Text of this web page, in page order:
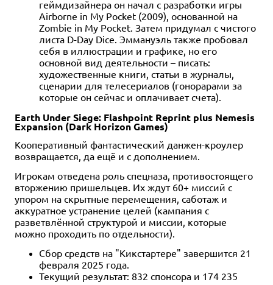
геймдизайнера он начал с разработки игры
Airborne in My Pocket (2009), основанной на
Zombie in My Pocket. Затем придумал с чистого
листа D-Day Dice. Эммануэль также пробовал
себя в иллюстрации и графике, но его
основной вид деятельности – писать:
художественные книги, статьи в журналы,
сценарии для телесериалов (гонорарами за
которые он сейчас и оплачивает счета).
Earth Under Siege: Flashpoint Reprint plus Nemesis
Expansion (Dark Horizon Games)
Кооперативный фантастический данжен-кроулер
возвращается, да ещё и с дополнением.
Игрокам отведена роль спецназа, противостоящего
вторжению пришельцев. Их ждут 60+ миссий с
упором на скрытные перемещения, саботаж и
аккуратное устранение целей (кампания с
разветвлённой структурой и миссии, которые
можно проходить по отдельности).
Сбор средств на "Кикстартере" завершится 21
февраля 2025 года.
Текущий результат: 832 спонсора и 174 235